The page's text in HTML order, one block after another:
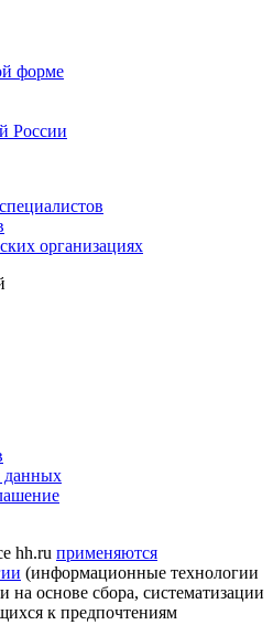
форме
России
организациях
данных
hh.ru применяются
(информационные технологии
на основе сбора, систематизации
к предпочтениям